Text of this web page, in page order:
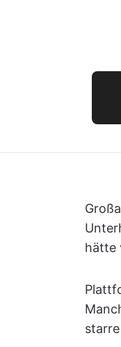
hätte